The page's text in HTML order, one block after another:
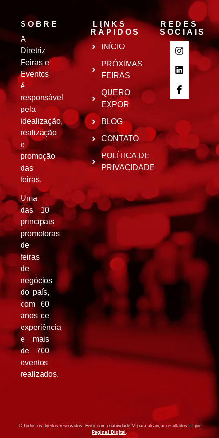
© Todos os direitos reservados. Feito com criatividade 💡 para alcançar resultados 📊 por
Página1 Digital
SOBRE
A
Diretriz
Feiras e
Eventos
é
responsável
pela
idealização,
realização
e
promoção
das
feiras.
Uma
das 10
principais
promotoras
de
feiras
de
negócios
do país,
com 60
anos de
experiência
e mais
de 700
eventos
realizados.
LINKS
RÁPIDOS
INÍCIO
PRÓXIMAS
FEIRAS
QUERO
EXPOR
BLOG
CONTATO
POLÍTICA DE
PRIVACIDADE
REDES
SOCIAIS